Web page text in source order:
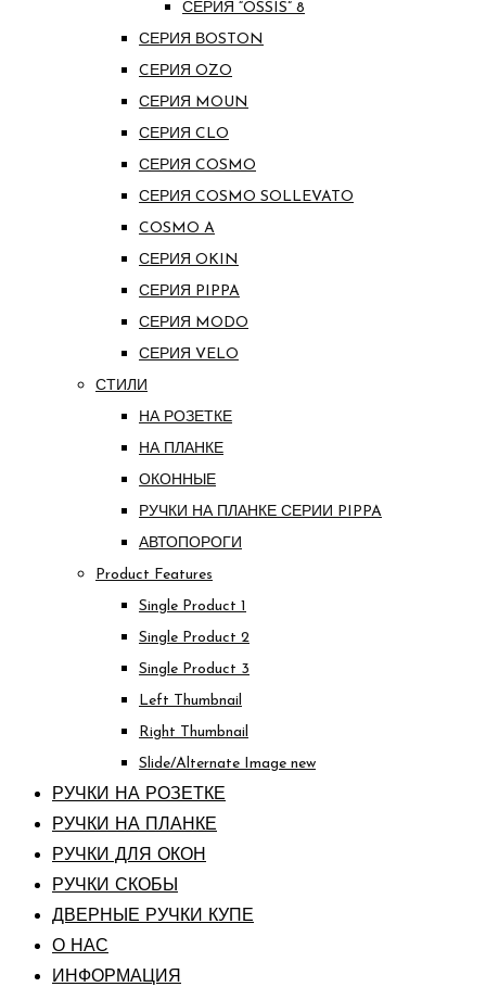
СЕРИЯ “OSSIS” 8
СЕРИЯ ВOSTON
CЕРИЯ OZO
СЕРИЯ MOUN
СЕРИЯ CLO
СЕРИЯ COSMO
СЕРИЯ COSMO SOLLEVATO
COSMO A
СЕРИЯ OKIN
СЕРИЯ PIPPA
СЕРИЯ MODO
СЕРИЯ VELO
СТИЛИ
НА РОЗЕТКЕ
НА ПЛАНКЕ
ОКОННЫЕ
РУЧКИ НА ПЛАНКЕ СЕРИИ PIPPA
АВТОПОРОГИ
Product Features
Single Product 1
Single Product 2
Single Product 3
Left Thumbnail
Right Thumbnail
Slide/Alternate Image new
РУЧКИ НА РОЗЕТКЕ
РУЧКИ НА ПЛАНКЕ
РУЧКИ ДЛЯ ОКОН
РУЧКИ СКОБЫ
ДВЕРНЫЕ РУЧКИ КУПЕ
О НАС
ИНФОРМАЦИЯ